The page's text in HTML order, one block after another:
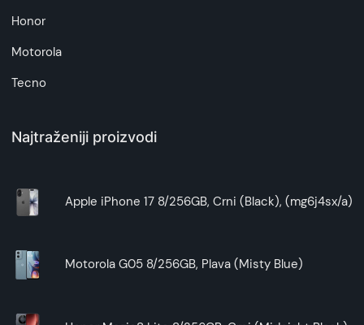
Honor
Motorola
Tecno
Najtraženiji proizvodi
Apple iPhone 17 8/256GB, Crni (Black), (mg6j4sx/a)
Motorola G05 8/256GB, Plava (Misty Blue)